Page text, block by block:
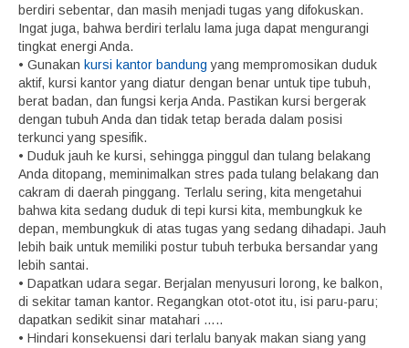
berdiri sebentar, dan masih menjadi tugas yang difokuskan.
Ingat juga, bahwa berdiri terlalu lama juga dapat mengurangi
tingkat energi Anda.
• Gunakan kursi kantor bandung yang mempromosikan duduk
aktif, kursi kantor yang diatur dengan benar untuk tipe tubuh,
berat badan, dan fungsi kerja Anda. Pastikan kursi bergerak
dengan tubuh Anda dan tidak tetap berada dalam posisi
terkunci yang spesifik.
• Duduk jauh ke kursi, sehingga pinggul dan tulang belakang
Anda ditopang, meminimalkan stres pada tulang belakang dan
cakram di daerah pinggang. Terlalu sering, kita mengetahui
bahwa kita sedang duduk di tepi kursi kita, membungkuk ke
depan, membungkuk di atas tugas yang sedang dihadapi. Jauh
lebih baik untuk memiliki postur tubuh terbuka bersandar yang
lebih santai.
• Dapatkan udara segar. Berjalan menyusuri lorong, ke balkon,
di sekitar taman kantor. Regangkan otot-otot itu, isi paru-paru;
dapatkan sedikit sinar matahari …..
• Hindari konsekuensi dari terlalu banyak makan siang yang